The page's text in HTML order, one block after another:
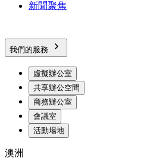
新聞聚焦
我們的服務
虛擬辦公室
共享辦公空間
商務辦公室
會議室
活動場地
澳洲